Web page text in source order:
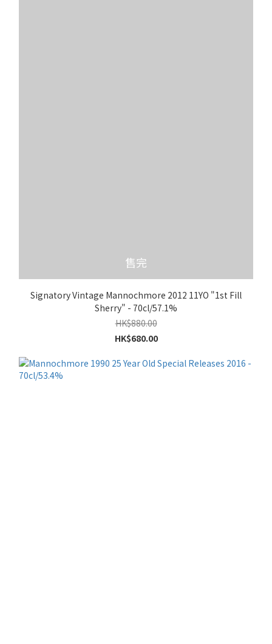
售完
Signatory Vintage Mannochmore 2012 11YO "1st Fill
Sherry" - 70cl/57.1%
HK$880.00
HK$680.00